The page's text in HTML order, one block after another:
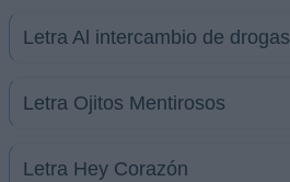
Letra Al intercambio de drogas
Letra Ojitos Mentirosos
Letra Hey Corazón